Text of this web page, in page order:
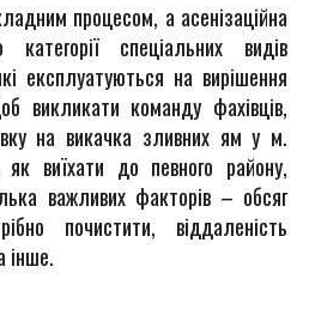
процесом, а асенізаційна
спеціальних видів
експлуатуються на вирішення
викликати команду фахівців,
на викачка зливних ям у м.
виїхати до певного району,
важливих факторів – обсяг
почистити, віддаленість
інше.